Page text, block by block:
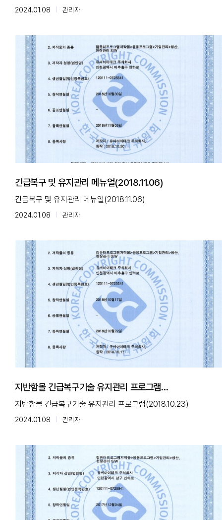
2024.01.08 관리자
긴급복구 및 유지관리 메뉴얼(2018.11.06)
긴급복구 및 유지관리 메뉴얼(2018.11.06)
2024.01.08 관리자
지반함몰 긴급복구기술 유지관리 프로그램
(2018.10.23)
지반함몰 긴급복구기술 유지관리 프로그램(2018.10.23)
2024.01.08 관리자